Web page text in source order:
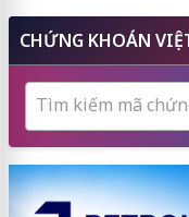
CHỨNG KHOÁN
Tìm kiếm mã